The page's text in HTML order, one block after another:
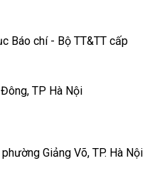
Báo chí - Bộ TT&TT cấp
TP Hà Nội
Giảng Võ, TP. Hà Nội